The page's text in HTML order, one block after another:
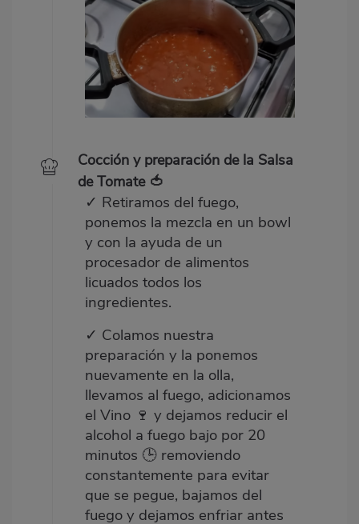
Cocción y preparación de la Salsa
de Tomate 🍅
✓ Retiramos del fuego,
ponemos la mezcla en un bowl
y con la ayuda de un
procesador de alimentos
licuados todos los
ingredientes.
✓ Colamos nuestra
preparación y la ponemos
nuevamente en la olla,
llevamos al fuego, adicionamos
el Vino 🍷 y dejamos reducir el
alcohol a fuego bajo por 20
minutos 🕒 removiendo
constantemente para evitar
que se pegue, bajamos del
fuego y dejamos enfriar antes